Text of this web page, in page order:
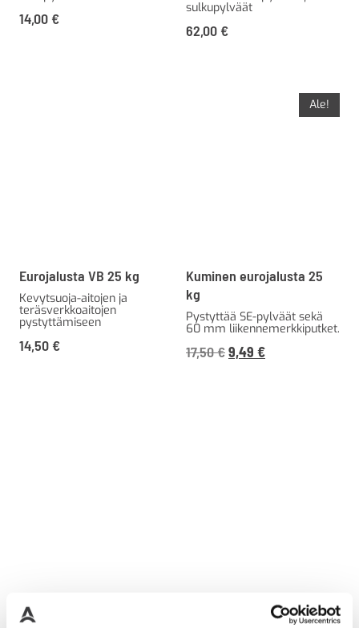
14,00 €
sulkupylväät
62,00 €
Eurojalusta VB 25 kg
Kevytsuoja-aitojen ja
teräsverkkoaitojen
pystyttämiseen
14,50 €
Ale!
Kuminen eurojalusta 25
kg
Pystyttää SE-pylväät sekä
60 mm liikennemerkkiputket.
17,50€Alkuperäinen
9,49 €Nykyinen
Jalusta Nissenin Pystyttää kevytsuoja-aidat,